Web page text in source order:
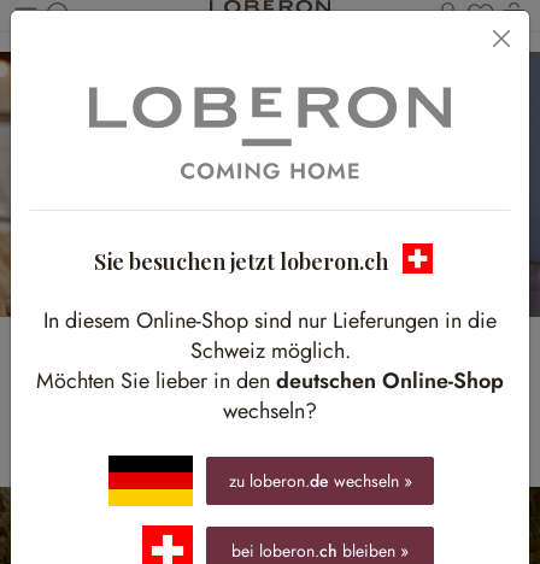
Du
Licht & Laternen
Stimmungsvoller Zauber für lange Sommerabende
Sie besuchen jetzt loberon.ch
In diesem Online-Shop sind nur Lieferungen in die
Schweiz möglich.
Möchten Sie lieber in den deutschen Online-Shop
wechseln?
zu loberon.de wechseln »
bei loberon.ch bleiben »